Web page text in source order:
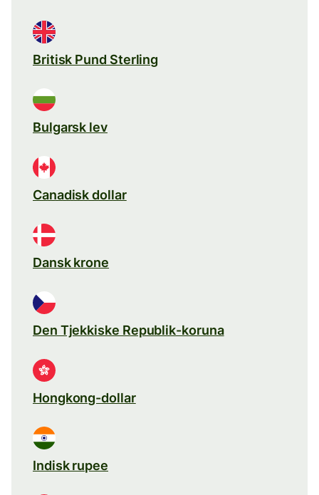
Britisk Pund Sterling
Bulgarsk lev
Canadisk dollar
Dansk krone
Den Tjekkiske Republik-koruna
Hongkong-dollar
Indisk rupee